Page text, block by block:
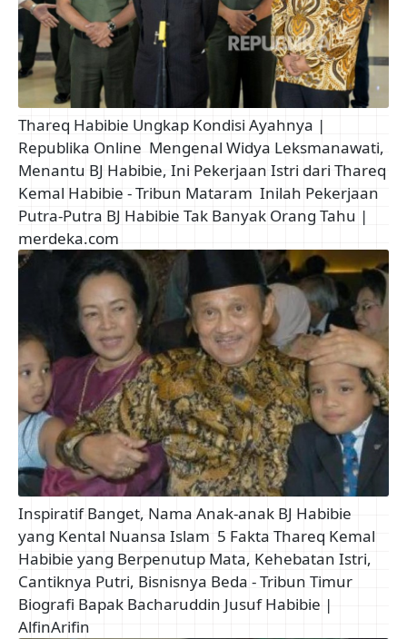
Thareq Habibie Ungkap Kondisi Ayahnya |
Republika Online Mengenal Widya Leksmanawati,
Menantu BJ Habibie, Ini Pekerjaan Istri dari Thareq
Kemal Habibie - Tribun Mataram Inilah Pekerjaan
Putra-Putra BJ Habibie Tak Banyak Orang Tahu |
merdeka.com
Inspiratif Banget, Nama Anak-anak BJ Habibie
yang Kental Nuansa Islam 5 Fakta Thareq Kemal
Habibie yang Berpenutup Mata, Kehebatan Istri,
Cantiknya Putri, Bisnisnya Beda - Tribun Timur
Biografi Bapak Bacharuddin Jusuf Habibie |
AlfinArifin